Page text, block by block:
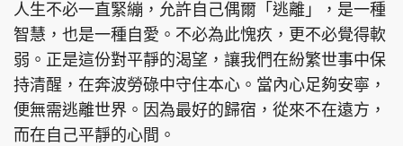
Copyright © 東周網 版權所有 . 不得轉載
©Eastweek.com.hk. All rights reserved.
人生不必一直緊繃，允許自己偶爾「逃離」，是一種
智慧，也是一種自愛。不必為此愧疚，更不必覺得軟
弱。正是這份對平靜的渴望，讓我們在紛繁世事中保
持清醒，在奔波勞碌中守住本心。當內心足夠安寧，
便無需逃離世界。因為最好的歸宿，從來不在遠方，
而在自己平靜的心間。